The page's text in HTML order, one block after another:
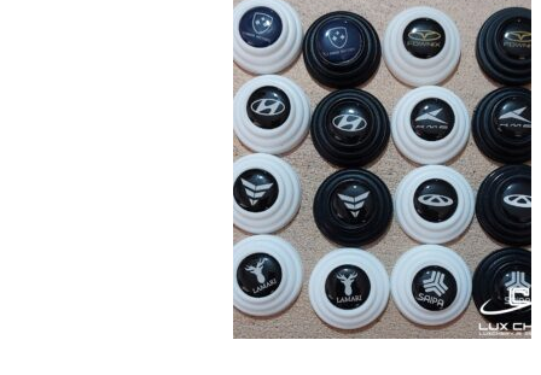
تا
12,000,000 تومان